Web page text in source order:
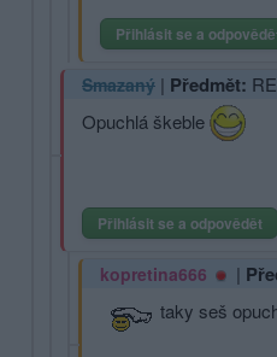
Přihlásit se a
Smazaný | Předmět:
Opuchlá škeble
Přihlásit se a odpovědět
kopretina666 |
taky seš